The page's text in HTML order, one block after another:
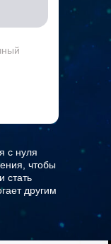
с нуля
чтобы
стать
другим